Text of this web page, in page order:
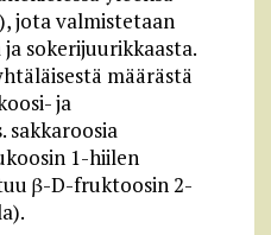
jota valmistetaan
sokerijuurikkaasta.
määrästä
ja
1-hiilen
β-D-fruktoosin 2-